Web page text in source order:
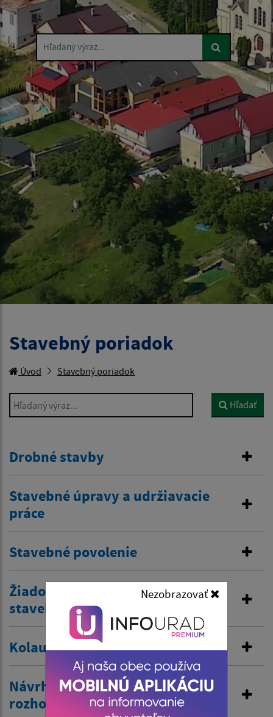
Hľadaný výraz...
Stavebný poriadok
Úvod Stavebný poriadok
Hľadaný výraz... Hľadať
Drobné stavby
Stavebné úpravy a udržiavacie
práce
Stavebné povolenie
Žiadosť o predĺženie platnosti
stavebného povolenia
Kolaudačné rozhodnutie
Návrh na vydanie územného
rozhodnutia
Nezobrazovať